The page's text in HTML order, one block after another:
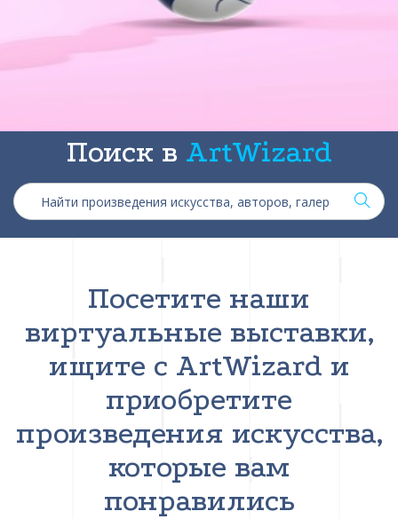
Поиск в ArtWizard
Посетите наши
виртуальные выставки,
ищите с ArtWizard и
приобретите
произведения искусства,
которые вам
понравились